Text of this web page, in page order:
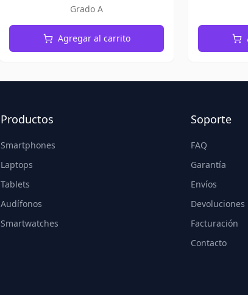
Grado A
Agregar al carrito
Productos
Smartphones
Laptops
Tablets
Audífonos
Smartwatches
Soporte
FAQ
Garantía
Envíos
Devoluciones
Facturación
Contacto